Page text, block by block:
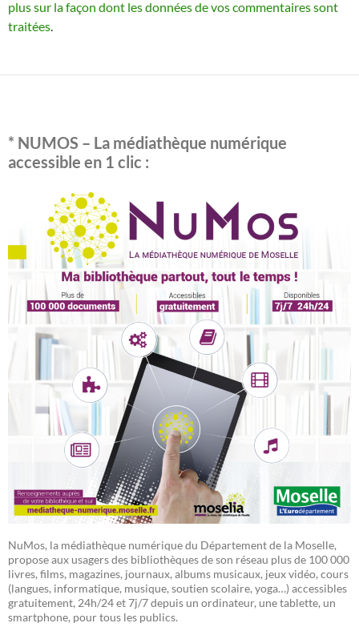
plus sur la façon dont les données de vos commentaires sont
traitées.
* NUMOS – La médiathèque numérique
accessible en 1 clic :
NuMos, la médiathèque numérique du Département de la Moselle,
propose aux usagers des bibliothèques de son réseau plus de 100 000
livres, films, magazines, journaux, albums musicaux, jeux vidéo, cours
(langues, informatique, musique, soutien scolaire, yoga…) accessibles
gratuitement, 24h/24 et 7j/7 depuis un ordinateur, une tablette, un
smartphone, pour tous les publics.